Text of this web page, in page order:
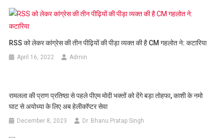
RSS को लेकर कांग्रेस की तीन पीढ़ियों की पीड़ा व्यक्त की है CM गहलोत ने: कटारिया
April 16, 2022 Admin
रामलला की प्राण प्रतिष्ठा से पहले पीएम मोदी भक्तों को देंगे बड़ा तोहफा, काशी के नमो
घाट से अयोध्या के लिए अब हेलीकॉप्टर सेवा
December 8, 2023 Dr. Bhanu Pratap Singh